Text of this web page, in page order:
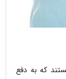
که به دفع